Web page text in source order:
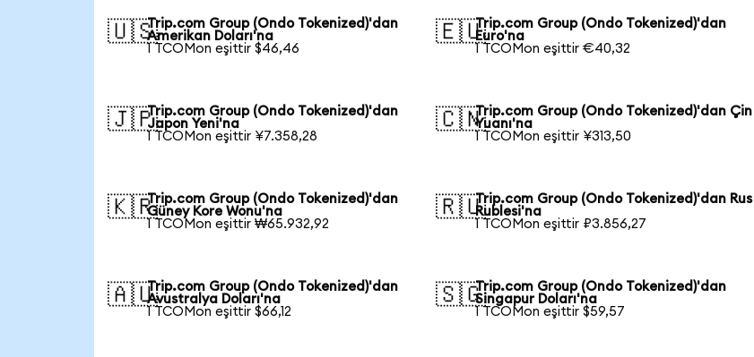
🇺🇸Trip.com Group (Ondo Tokenized)'dan
Amerikan Doları'na
1 TCOMon eşittir $46,46
🇪🇺Trip.com Group (Ondo Tokenized)'dan
Euro'na
1 TCOMon eşittir €40,32
🇯🇵Trip.com Group (Ondo Tokenized)'dan
Japon Yeni'na
1 TCOMon eşittir ¥7.358,28
🇨🇳Trip.com Group (Ondo Tokenized)'dan Çin
Yuanı'na
1 TCOMon eşittir ¥313,50
🇰🇷Trip.com Group (Ondo Tokenized)'dan
Güney Kore Wonu'na
1 TCOMon eşittir ₩65.932,92
🇷🇺Trip.com Group (Ondo Tokenized)'dan Rus
Rublesi'na
1 TCOMon eşittir ₽3.856,27
🇦🇺Trip.com Group (Ondo Tokenized)'dan
Avustralya Doları'na
1 TCOMon eşittir $66,12
🇸🇬Trip.com Group (Ondo Tokenized)'dan
Singapur Doları'na
1 TCOMon eşittir $59,57